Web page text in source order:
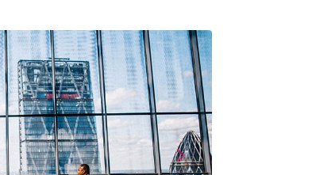
arrow_forward_iosNext